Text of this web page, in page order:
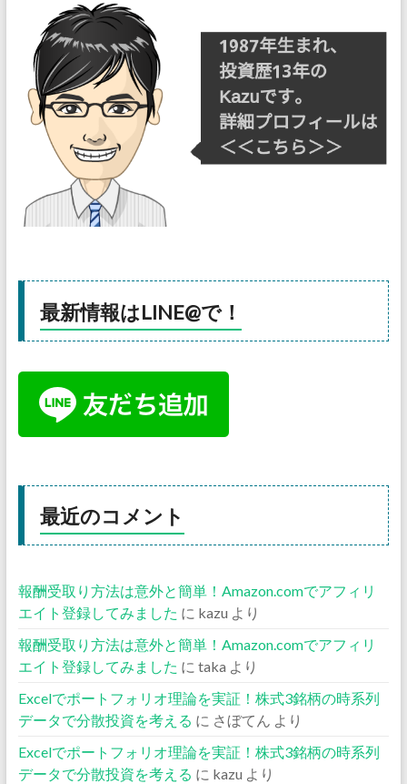
最新情報はLINE@で！
最近のコメント
報酬受取り方法は意外と簡単！Amazon.comでアフィリ
エイト登録してみました に kazu より
報酬受取り方法は意外と簡単！Amazon.comでアフィリ
エイト登録してみました に taka より
Excelでポートフォリオ理論を実証！株式3銘柄の時系列
データで分散投資を考える に さぼてん より
Excelでポートフォリオ理論を実証！株式3銘柄の時系列
データで分散投資を考える に kazu より